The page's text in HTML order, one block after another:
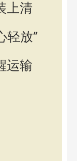
上清
轻放”
运输